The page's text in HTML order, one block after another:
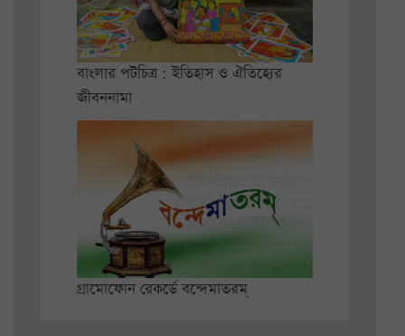
বাংলার পটচিত্র : ইতিহাস ও ঐতিহ্যের
জীবননামা
গ্রামোফোন রেকর্ডে বন্দেমাতরম্